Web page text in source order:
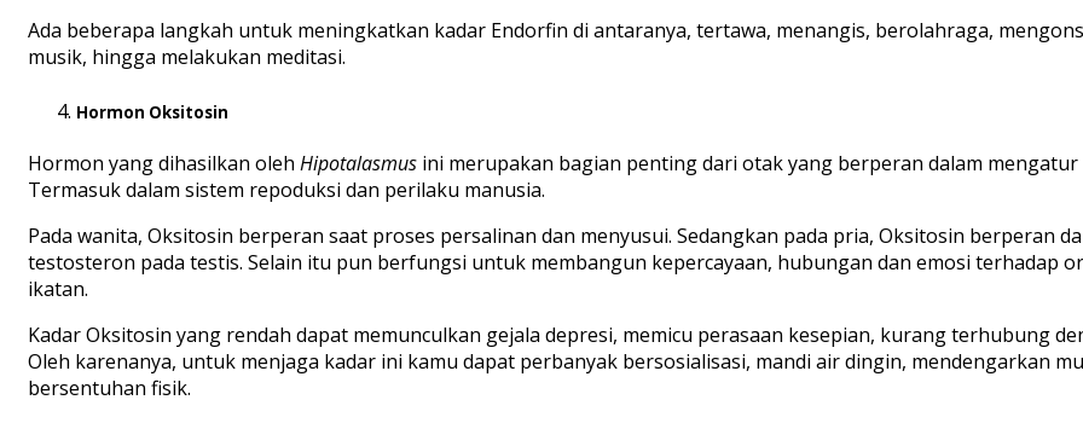
Ada beberapa langkah untuk meningkatkan kadar Endorfin di antaranya, tertawa, menangis, berolahraga,
musik, hingga melakukan meditasi.
Hormon Oksitosin
Hormon yang dihasilkan oleh Hipotalasmus ini merupakan bagian penting dari otak yang berperan dalam
Termasuk dalam sistem repoduksi dan perilaku manusia.
Pada wanita, Oksitosin berperan saat proses persalinan dan menyusui. Sedangkan pada pria, Oksitosin berperan
testosteron pada testis. Selain itu pun berfungsi untuk membangun kepercayaan, hubungan dan emosi terhadap
ikatan.
Kadar Oksitosin yang rendah dapat memunculkan gejala depresi, memicu perasaan kesepian, kurang terhubung
Oleh karenanya, untuk menjaga kadar ini kamu dapat perbanyak bersosialisasi, mandi air dingin, mendengarkan
bersentuhan fisik.